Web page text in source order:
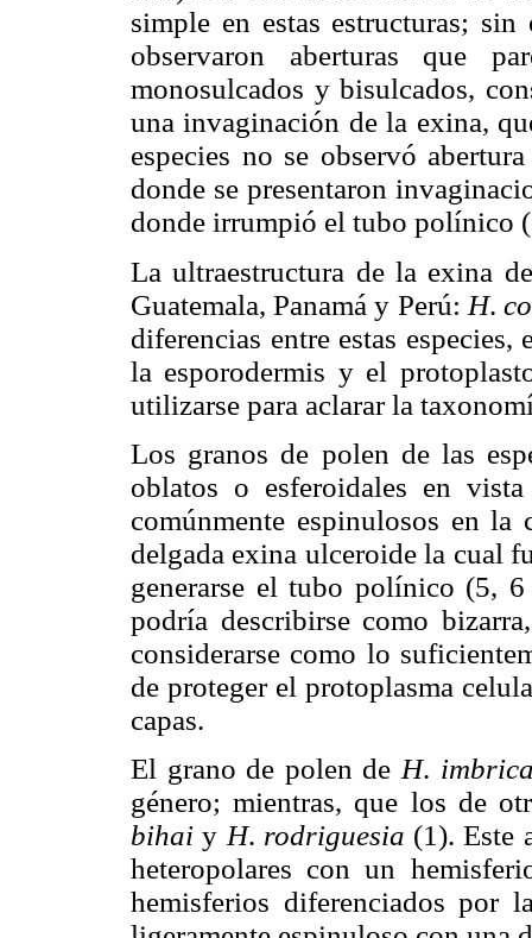
simple en estas estructuras;
observaron aberturas que
monosulcados y bisulcados,
una invaginación de la exina,
especies no se observó
donde se presentaron
donde irrumpió el tubo polínico
La ultraestructura de la exina
Guatemala, Panamá y Perú: H.
diferencias entre estas
la esporodermis y el
utilizarse para aclarar la
Los granos de polen de las
oblatos o esferoidales en
comúnmente espinulosos en
delgada exina ulceroide la cual
generarse el tubo polínico (5,
podría describirse como
considerarse como lo
de proteger el protoplasma
capas.
El grano de polen de H.
género; mientras, que los de
bihaiy H. rodriguesia (1). Este
heteropolares con un
hemisferios diferenciados por